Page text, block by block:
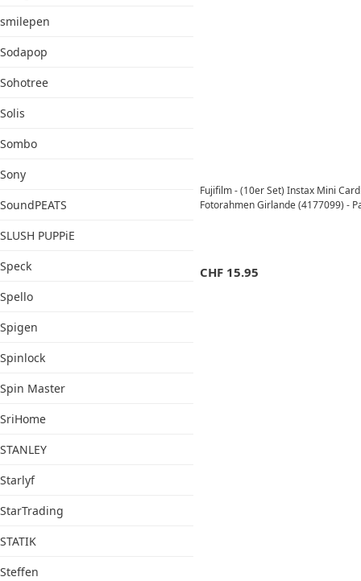
smilepen
Sodapop
Sohotree
Solis
Sombo
Sony
SoundPEATS
SLUSH PUPPiE
Speck
Spello
Spigen
Spinlock
Spin Master
SriHome
STANLEY
Starlyf
StarTrading
STATIK
Steffen
Fujifilm - (10er Set) Instax Mini
Fotorahmen Girlande (4177099) -
CHF 15.95